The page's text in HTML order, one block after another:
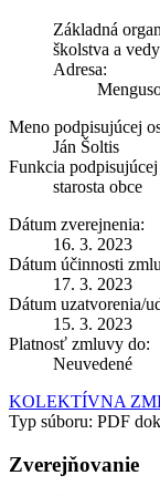
Základná
školstva a vedy
Adresa:
Meno podpisujúcej
Ján Šoltis
Funkcia
starosta obce
Dátum zverejnenia:
16. 3. 2023
Dátum účinnosti
17. 3. 2023
Dátum uzatvorenia/
15. 3. 2023
Platnosť zmluvy do:
Neuvedené
KOLEKTÍVNA
Typ súboru: PDF
Zverejňovanie